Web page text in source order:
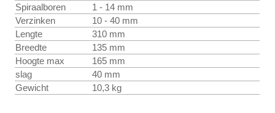
Spiraalboren
1 - 14 mm
Verzinken
10 - 40 mm
Lengte
310 mm
Breedte
135 mm
Hoogte max
165 mm
slag
40 mm
Gewicht
10,3 kg